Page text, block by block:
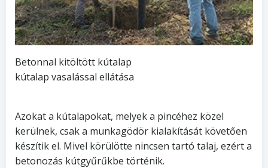
Betonnal kitöltött kútalap
kútalap vasalással ellátása
Azokat a kútalapokat, melyek a pincéhez közel
kerülnek, csak a munkagödör kialakítását követően
készítik el. Mivel körülötte nincsen tartó talaj, ezért a
betonozás kútgyűrűkbe történik.